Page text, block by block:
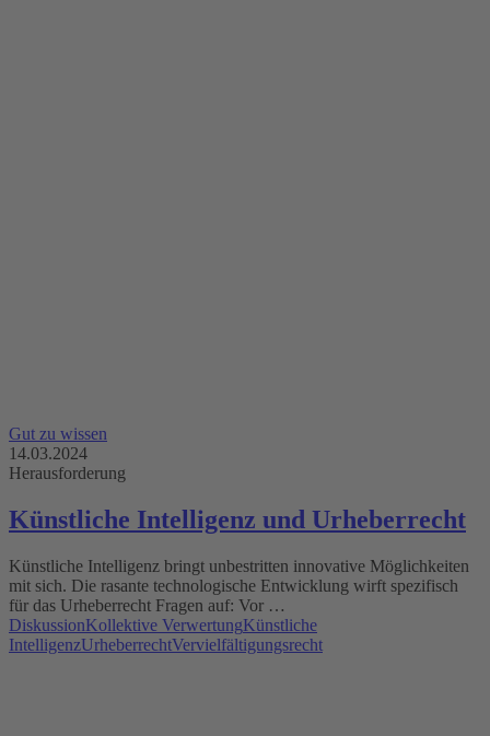
Gut zu wissen
14.03.2024
Herausforderung
Künstliche Intelligenz und Urheberrecht
Künstliche Intelligenz bringt unbestritten innovative Möglichkeiten
mit sich. Die rasante technologische Entwicklung wirft spezifisch
für das Urheberrecht Fragen auf: Vor …
DiskussionKollektive VerwertungKünstliche
IntelligenzUrheberrechtVervielfältigungsrecht